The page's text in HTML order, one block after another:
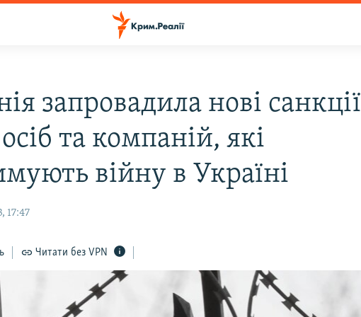
запровадила нові санкції
та компаній, які
війну в Україні
17:47
Читати без VPN